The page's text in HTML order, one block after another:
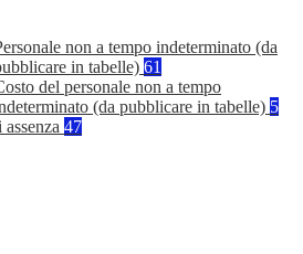
non a tempo indeterminato (da
in tabelle) 61
del personale non a tempo
(da pubblicare in tabelle) 5
47